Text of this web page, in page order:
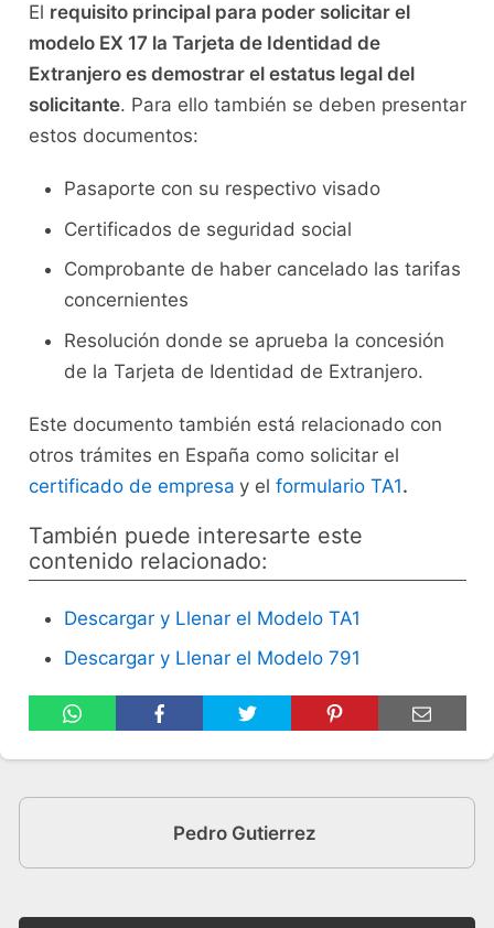
El requisito principal para poder solicitar el
modelo EX 17 la Tarjeta de Identidad de
Extranjero es demostrar el estatus legal del
solicitante. Para ello también se deben presentar
estos documentos:
Pasaporte con su respectivo visado
Certificados de seguridad social
Comprobante de haber cancelado las tarifas
concernientes
Resolución donde se aprueba la concesión
de la Tarjeta de Identidad de Extranjero.
Este documento también está relacionado con
otros trámites en España como solicitar el
certificado de empresa y el formulario TA1.
También puede interesarte este
contenido relacionado:
Descargar y Llenar el Modelo TA1
Descargar y Llenar el Modelo 791
Pedro Gutierrez